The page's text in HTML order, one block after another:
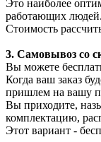
Это наиболее
работающих людей.
Стоимость
3. Самовывоз со
Вы можете
Когда ваш заказ
пришлем на вашу
Вы приходите,
комплектацию,
Этот вариант -